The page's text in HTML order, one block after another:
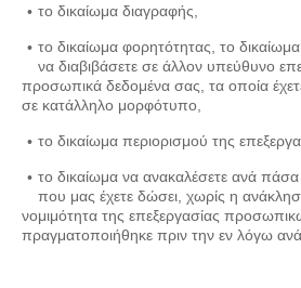
το δικαίωμα διαγραφής,
το δικαίωμα φορητότητας, το
να διαβιβάσετε σε άλλον υπεύθυνο
προσωπικά δεδομένα σας, τα οποία
σε κατάλληλο μορφότυπο,
το δικαίωμα περιορισμού της
το δικαίωμα να ανακαλέσετε ανά
που μας έχετε δώσει, χωρίς η
νομιμότητα της επεξεργασίας
πραγματοποιήθηκε πριν την εν λόγω